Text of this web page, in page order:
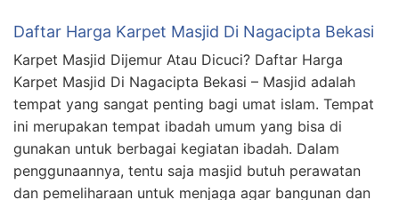
Daftar Harga Karpet Masjid Di Nagacipta Bekasi
Karpet Masjid Dijemur Atau Dicuci? Daftar Harga
Karpet Masjid Di Nagacipta Bekasi – Masjid adalah
tempat yang sangat penting bagi umat islam. Tempat
ini merupakan tempat ibadah umum yang bisa di
gunakan untuk berbagai kegiatan ibadah. Dalam
penggunaannya, tentu saja masjid butuh perawatan
dan pemeliharaan untuk menjaga agar bangunan dan